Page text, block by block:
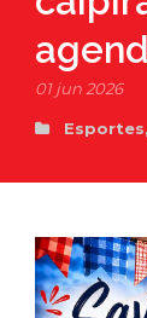
01 jun 2026
Esportes,